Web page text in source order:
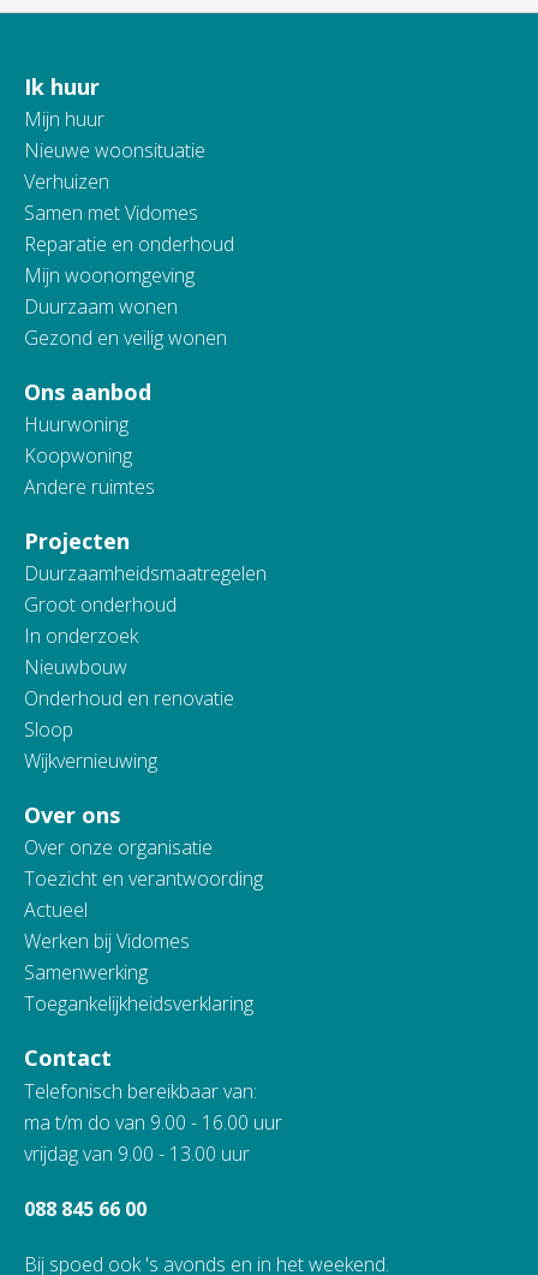
Contactinformatie
Ik huur
Mijn huur
Nieuwe woonsituatie
Verhuizen
Samen met Vidomes
Reparatie en onderhoud
Mijn woonomgeving
Duurzaam wonen
Gezond en veilig wonen
Ons aanbod
Huurwoning
Koopwoning
Andere ruimtes
Projecten
Duurzaamheidsmaatregelen
Groot onderhoud
In onderzoek
Nieuwbouw
Onderhoud en renovatie
Sloop
Wijkvernieuwing
Over ons
Over onze organisatie
Toezicht en verantwoording
Actueel
Werken bij Vidomes
Samenwerking
Toegankelijkheidsverklaring
Contact
Telefonisch bereikbaar van:
ma t/m do van 9.00 - 16.00 uur
vrijdag van 9.00 - 13.00 uur
088 845 66 00
Bij spoed ook 's avonds en in het weekend.